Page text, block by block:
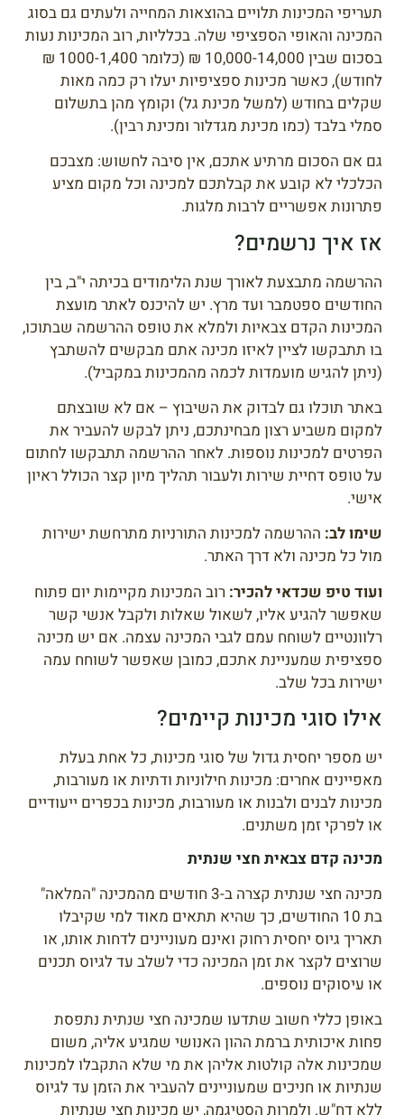
תעריפי המכינות תלויים בהוצאות המחייה ולעתים גם בסוג
המכינה והאופי הספציפי שלה. בכלליות, רוב המכינות נעות
בסכום שבין 10,000-14,000 ₪ (כלומר 1000-1,400 ₪
לחודש), כאשר מכינות ספציפיות יעלו רק כמה מאות
שקלים בחודש (למשל מכינת גל) וקומץ מהן בתשלום
סמלי בלבד (כמו מכינת מגדלור ומכינת רבין).
גם אם הסכום מרתיע אתכם, אין סיבה לחשוש: מצבכם
הכלכלי לא קובע את קבלתכם למכינה וכל מקום מציע
פתרונות אפשריים לרבות מלגות.
אז איך נרשמים?
ההרשמה מתבצעת לאורך שנת הלימודים בכיתה י"ב, בין
החודשים ספטמבר ועד מרץ. יש להיכנס לאתר מועצת
המכינות הקדם צבאיות ולמלא את טופס ההרשמה שבתוכו,
בו תתבקשו לציין לאיזו מכינה אתם מבקשים להשתבץ
(ניתן להגיש מועמדות לכמה מהמכינות במקביל).
באתר תוכלו גם לבדוק את השיבוץ – אם לא שובצתם
למקום משביע רצון מבחינתכם, ניתן לבקש להעביר את
הפרטים למכינות נוספות. לאחר ההרשמה תתבקשו לחתום
על טופס דחיית שירות ולעבור תהליך מיון קצר הכולל ראיון
אישי.
שימו לב: ההרשמה למכינות התורניות מתרחשת ישירות
מול כל מכינה ולא דרך האתר.
ועוד טיפ שכדאי להכיר: רוב המכינות מקיימות יום פתוח
שאפשר להגיע אליו, לשאול שאלות ולקבל אנשי קשר
רלוונטיים לשוחח עמם לגבי המכינה עצמה. אם יש מכינה
ספציפית שמעניינת אתכם, כמובן שאפשר לשוחח עמה
ישירות בכל שלב.
אילו סוגי מכינות קיימים?
יש מספר יחסית גדול של סוגי מכינות, כל אחת בעלת
מאפיינים אחרים: מכינות חילוניות ודתיות או מעורבות,
מכינות לבנים ולבנות או מעורבות, מכינות בכפרים ייעודיים
או לפרקי זמן משתנים.
מכינה קדם צבאית חצי שנתית
מכינה חצי שנתית קצרה ב-3 חודשים מהמכינה "המלאה"
בת 10 החודשים, כך שהיא תתאים מאוד למי שקיבלו
תאריך גיוס יחסית רחוק ואינם מעוניינים לדחות אותו, או
שרוצים לקצר את זמן המכינה כדי לשלב עד לגיוס תכנים
או עיסוקים נוספים.
באופן כללי חשוב שתדעו שמכינה חצי שנתית נתפסת
פחות איכותית ברמת ההון האנושי שמגיע אליה, משום
שמכינות אלה קולטות אליהן את מי שלא התקבלו למכינות
שנתיות או חניכים שמעוניינים להעביר את הזמן עד לגיוס
ללא דח"ש. ולמרות הסטיגמה, יש מכינות חצי שנתיות